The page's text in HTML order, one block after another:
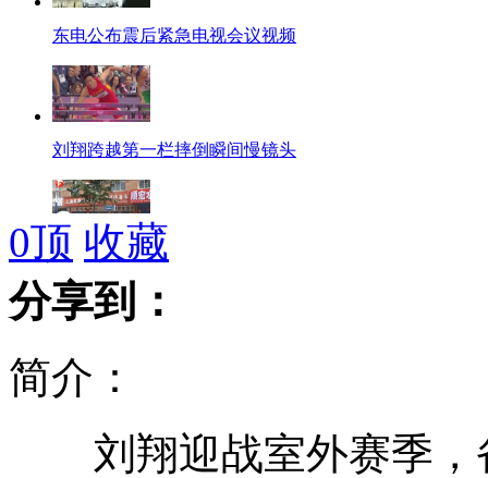
东电公布震后紧急电视会议视频
刘翔跨越第一栏摔倒瞬间慢镜头
丹东疯传上级检查 商铺纷纷关门
日东电公布地震后紧急电视会议视频
0顶 收藏
分享到：
简介：
刘翔迎战室外赛季，